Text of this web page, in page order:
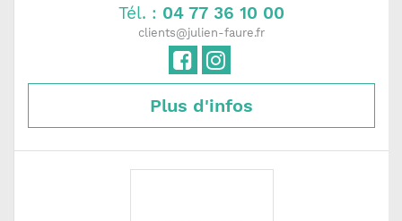
Tél. : 04 77 36 10 00
clients@julien-faure.fr
Plus d'infos